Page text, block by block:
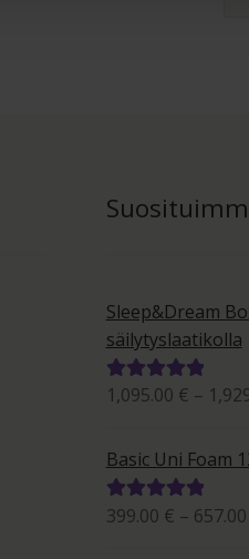
Sleep&Dream
säilytyslaatikolla
Arvostelu
5.00
/ 5
1,095.00 € –
Basic Uni Foam
Arvostelu
399.00 € – 657.00